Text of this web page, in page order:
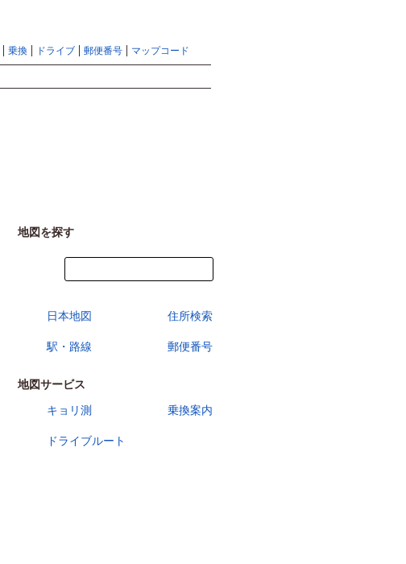
乗換 ドライブ 郵便番号 マップコード
地図を探す
日本地図 住所検索
駅・路線 郵便番号
地図サービス
キョリ測
乗換案内
ドライブルート